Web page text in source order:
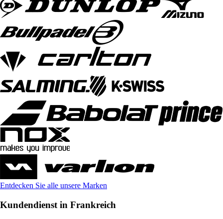
Entdecken Sie alle unsere Marken
Kundendienst in Frankreich